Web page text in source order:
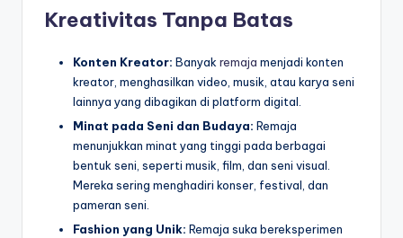
Kreativitas Tanpa Batas
Konten Kreator: Banyak remaja menjadi konten
kreator, menghasilkan video, musik, atau karya seni
lainnya yang dibagikan di platform digital.
Minat pada Seni dan Budaya: Remaja
menunjukkan minat yang tinggi pada berbagai
bentuk seni, seperti musik, film, dan seni visual.
Mereka sering menghadiri konser, festival, dan
pameran seni.
Fashion yang Unik: Remaja suka bereksperimen